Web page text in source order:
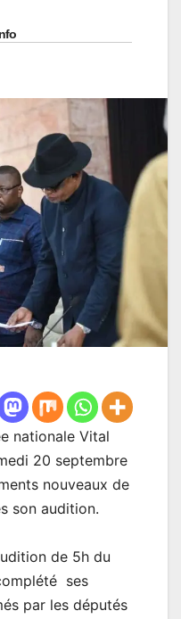
nationale Vital
20 septembre
nouveaux de
son audition.
de 5h du
ses
par les députés